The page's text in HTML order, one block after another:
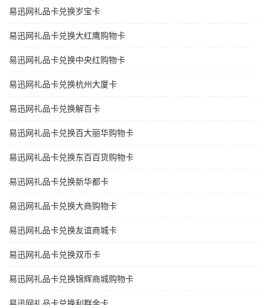
易迅网礼品卡兑换岁宝卡
易迅网礼品卡兑换大红鹰购物卡
易迅网礼品卡兑换中央红购物卡
易迅网礼品卡兑换杭州大厦卡
易迅网礼品卡兑换解百卡
易迅网礼品卡兑换百大丽华购物卡
易迅网礼品卡兑换东百百货购物卡
易迅网礼品卡兑换新华都卡
易迅网礼品卡兑换大商购物卡
易迅网礼品卡兑换友谊商城卡
易迅网礼品卡兑换双币卡
易迅网礼品卡兑换锦辉商城购物卡